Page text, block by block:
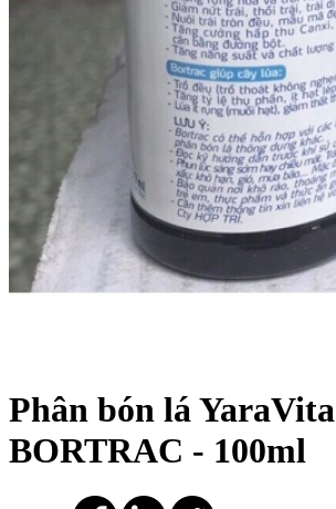
Phân bón lá YaraVita
BORTRAC - 100ml